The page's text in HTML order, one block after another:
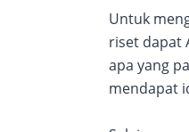
Untuk
riset dapat
apa yang
mendapat